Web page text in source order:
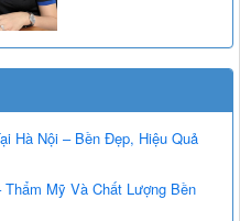
Hà Nội – Bền Đẹp, Hiệu Quả
Mỹ Và Chất Lượng Bền